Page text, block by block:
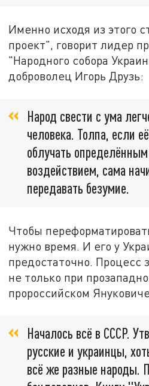
Именно исходя из этого
проект", говорит лидер
"Народного собора
доброволец Игорь Друзь:
Народ свести с ума
человека. Толпа, если
облучать
воздействием, сама
передавать безумие.
Чтобы
нужно время. И его у
предостаточно. Процесс
не только при
пророссийском Януковиче.
Началось всё в СССР.
русские и украинцы,
всё же разные народы.